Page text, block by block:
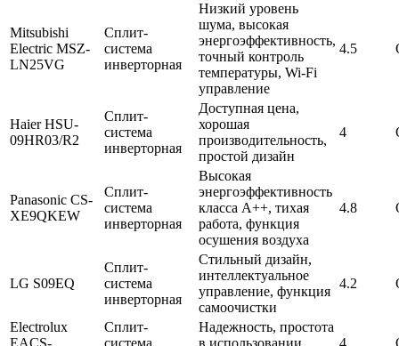
Mitsubishi
Electric MSZ-
LN25VG
Сплит-
система
инверторная
Низкий уровень
шума, высокая
энергоэффективность,
точный контроль
температуры, Wi-Fi
управление
4.5
Haier HSU-
09HR03/R2
Сплит-
система
инверторная
Доступная цена,
хорошая
производительность,
простой дизайн
4
Panasonic CS-
XE9QKEW
Сплит-
система
инверторная
Высокая
энергоэффективность
класса А++, тихая
работа, функция
осушения воздуха
4.8
LG S09EQ
Сплит-
система
инверторная
Стильный дизайн,
интеллектуальное
управление, функция
самоочистки
4.2
Electrolux
EACS-
Сплит-
система
Надежность, простота
в использовании,
4